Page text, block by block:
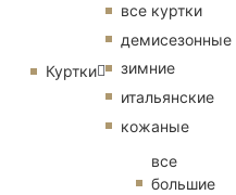
Куртки
все куртки
демисезонные
зимние
итальянские
кожаные
все
большие